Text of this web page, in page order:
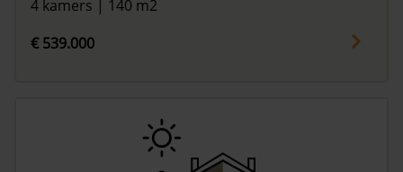
4 kamers | 140 m2
€ 539.000